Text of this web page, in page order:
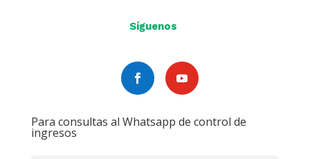
Síguenos
Para consultas al Whatsapp de control de
ingresos